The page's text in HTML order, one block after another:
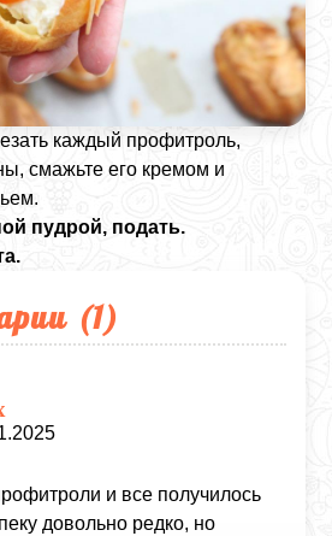
каждый профитроль,
смажьте его кремом и
пудрой, подать.
(1)
и все получилось
довольно редко, но